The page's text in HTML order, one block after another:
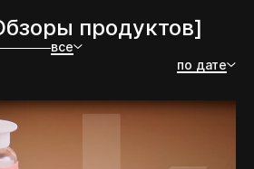
все
продуктов]
по дате